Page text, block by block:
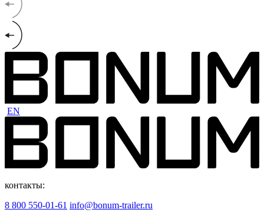
EN
контакты:
8 800 550-01-61 info@bonum-trailer.ru